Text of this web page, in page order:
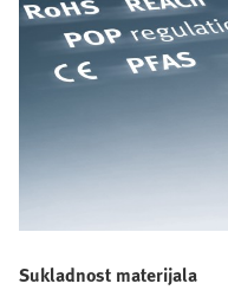
Sukladnost materijala